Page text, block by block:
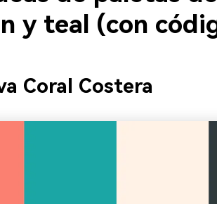
y teal (con
Coral Costera